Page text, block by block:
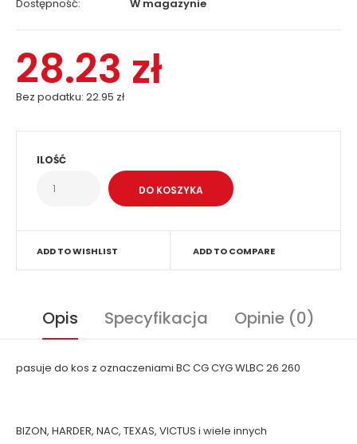
Dostępność:
W magazynie
28.23 zł
Bez podatku: 22.95 zł
ILOŚĆ
ADD TO WISHLIST ADD TO COMPARE
Opis Specyfikacja Opinie (0)
pasuje do kos z oznaczeniami BC CG CYG WLBC 26 260
BIZON, HARDER, NAC, TEXAS, VICTUS i wiele innych